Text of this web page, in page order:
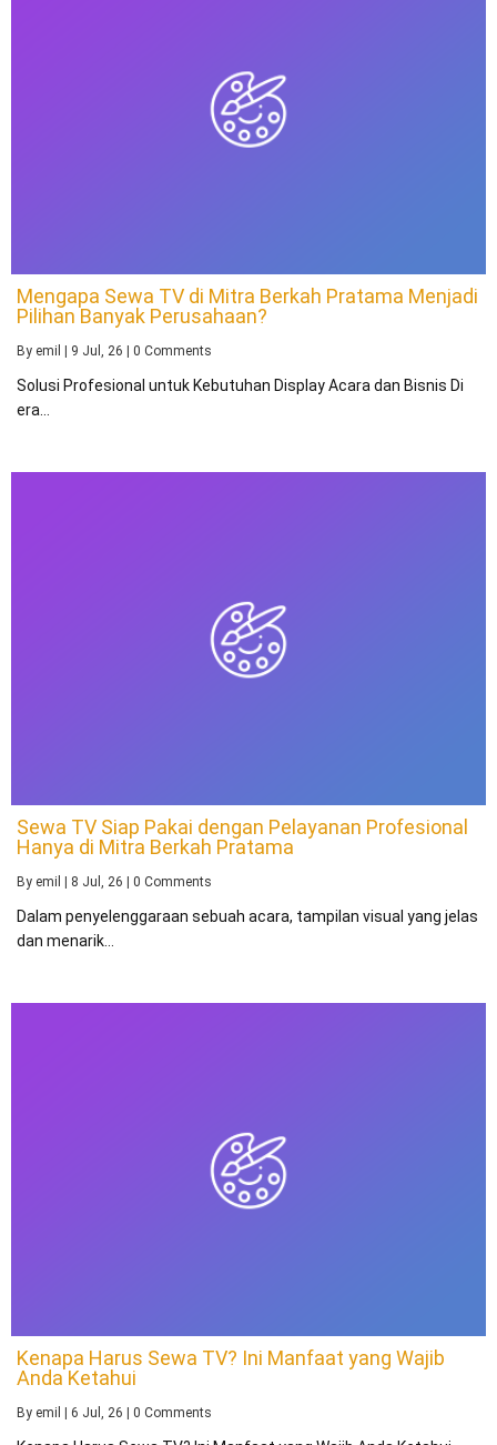
Mengapa Sewa TV di Mitra Berkah Pratama Menjadi
Pilihan Banyak Perusahaan?
By emil 9 Jul, 26 0 Comments
Solusi Profesional untuk Kebutuhan Display Acara dan Bisnis Di
era…
Sewa TV Siap Pakai dengan Pelayanan Profesional
Hanya di Mitra Berkah Pratama
By emil 8 Jul, 26 0 Comments
Dalam penyelenggaraan sebuah acara, tampilan visual yang jelas
dan menarik…
Kenapa Harus Sewa TV? Ini Manfaat yang Wajib
Anda Ketahui
By emil | 6 Jul, 26 | 0 Comments